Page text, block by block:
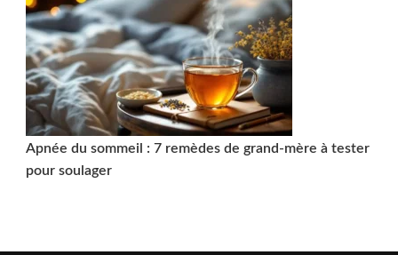
Apnée du sommeil : 7 remèdes de grand-mère à tester
pour soulager